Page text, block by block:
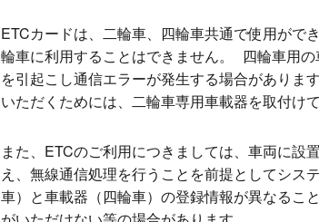
ETCカードは、二輪車、四輪車共通で使用がで
輪車に利用することはできません。 四輪車用
を引起こし通信エラーが発生する場合がありま
いただくためには、二輪車専用車載器を取付け
また、ETCのご利用につきましては、車両に設
え、無線通信処理を行うことを前提としてシ
車）と車載器（四輪車）の登録情報が異なるこ